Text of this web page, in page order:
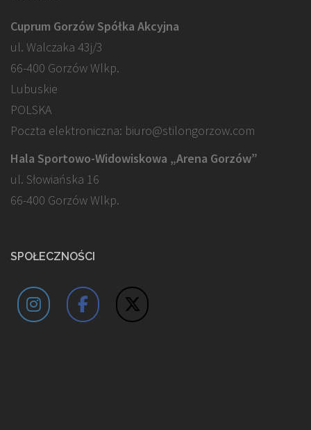
Cuprum Gorzów Spółka Akcyjna
ul. Walczaka 43j/3
66-400 Gorzów Wlkp.
Lubuskie
POLSKA
Poczta elektroniczna: biuro@stilongorzow.com
Hala Sportowo-Widowiskowa „Arena Gorzów”
ul. Słowiańska 16
66-400 Gorzów Wlkp.
SPOŁECZNOŚCI